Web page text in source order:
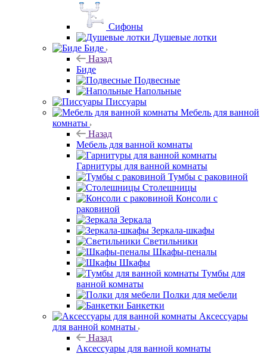
Сифоны
Душевые лотки
Биде
Назад
Биде
Подвесные
Напольные
Писсуары
Мебель для ванной
комнаты
Назад
Мебель для ванной комнаты
Гарнитуры для ванной комнаты
Тумбы с раковиной
Столешницы
Консоли с
раковиной
Зеркала
Зеркала-шкафы
Светильники
Шкафы-пеналы
Шкафы
Тумбы для
ванной комнаты
Полки для мебели
Банкетки
Аксессуары
для ванной комнаты
Назад
Аксессуары для ванной комнаты